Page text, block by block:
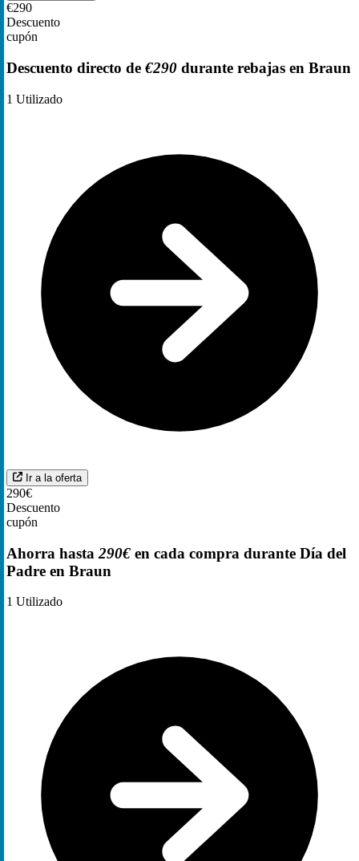
€290
Descuento
cupón
Descuento directo de €290 durante rebajas en Braun
1 Utilizado
Ir a la oferta
290€
Descuento
cupón
Ahorra hasta 290€ en cada compra durante Día del
Padre en Braun
1 Utilizado